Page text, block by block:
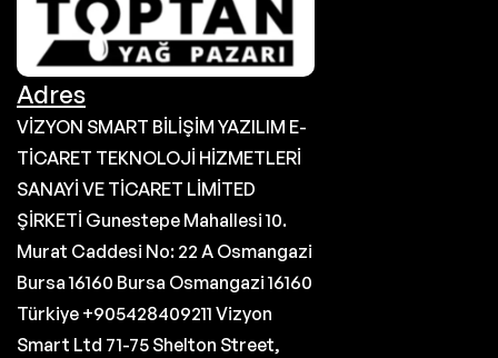
Adres
VİZYON SMART BİLİŞİM YAZILIM E-
TİCARET TEKNOLOJİ HİZMETLERİ
SANAYİ VE TİCARET LİMİTED
ŞİRKETİ Gunestepe Mahallesi 10.
Murat Caddesi No: 22 A Osmangazi
Bursa 16160 Bursa Osmangazi 16160
Türkiye +905428409211 Vizyon
Smart Ltd 71-75 Shelton Street,